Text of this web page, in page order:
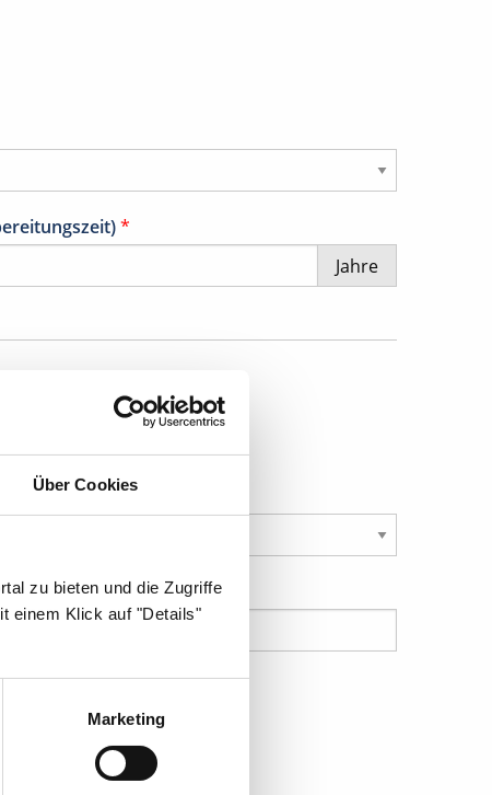
Über Cookies
zu bieten und die Zugriffe
einem Klick auf "Details"
Marketing
*
Jahre